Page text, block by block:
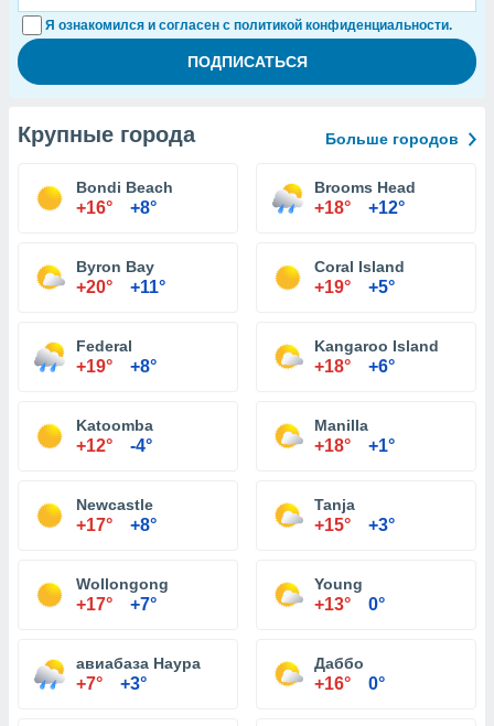
Я ознакомился и согласен с политикой конфиденциальности.
Крупные города Больше городов
Bondi Beach
+16° +8°
Brooms Head
+18° +12°
Byron Bay
+20° +11°
Coral Island
+19° +5°
Federal
+19° +8°
Kangaroo Island
+18° +6°
Katoomba
+12° -4°
Manilla
+18° +1°
Newcastle
+17° +8°
Tanja
+15° +3°
Wollongong
+17° +7°
Young
+13° 0°
авиабаза Наура
+7° +3°
Даббо
+16° 0°